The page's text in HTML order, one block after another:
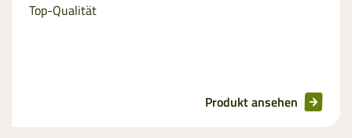
Top-Qualität
Produkt ansehen